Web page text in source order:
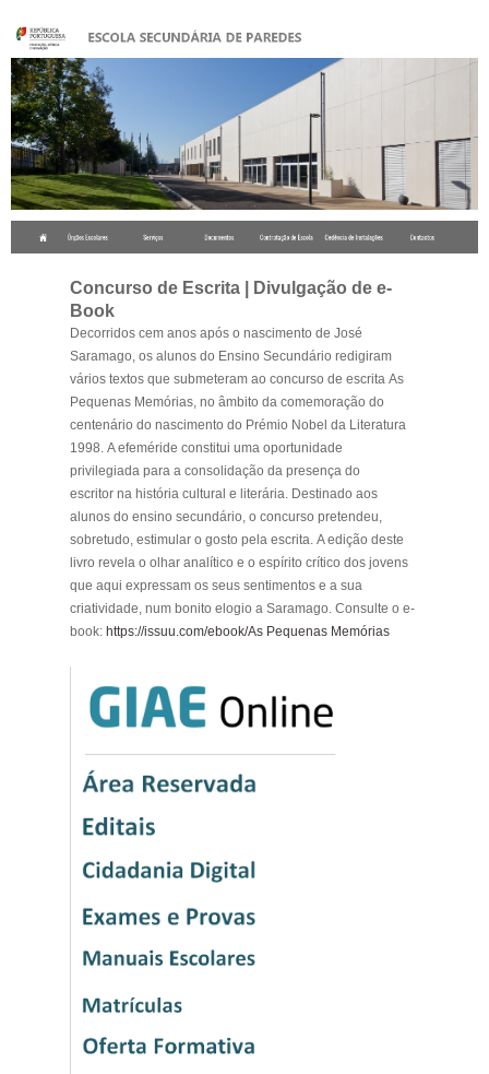
Concurso de Escrita | Divulgação de e-
Book
Decorridos cem anos após o nascimento de José
Saramago, os alunos do Ensino Secundário redigiram
vários textos que submeteram ao concurso de escrita As
Pequenas Memórias, no âmbito da comemoração do
centenário do nascimento do Prémio Nobel da Literatura
1998. A efeméride constitui uma oportunidade
privilegiada para a consolidação da presença do
escritor na história cultural e literária. Destinado aos
alunos do ensino secundário, o concurso pretendeu,
sobretudo, estimular o gosto pela escrita. A edição deste
livro revela o olhar analítico e o espírito crítico dos jovens
que aqui expressam os seus sentimentos e a sua
criatividade, num bonito elogio a Saramago. Consulte o e-
book: https://issuu.com/ebook/As Pequenas Memórias